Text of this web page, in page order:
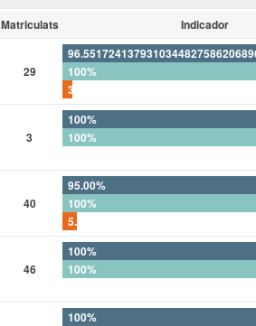
Matriculats Indicador
29
100%
3
100%
100%
40
95.00%
100%
5.00%
46
100%
100%
100%